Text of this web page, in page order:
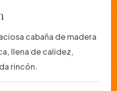
cabaña de madera
llena de calidez,
rincón.